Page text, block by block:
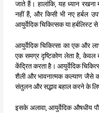
जाते हैं। हालांकि, यह ध्यान रखना
नहीं हैं, और किसी भी नए हर्बल
आयुर्वेदिक चिकित्सक या हर्बलिस्ट
आयुर्वेदिक चिकित्सा का एक और
एक समग्र दृष्टिकोण लेता है, केवल
केंद्रित करता है। आयुर्वेदिक
शैली और भावनात्मक कल्याण जैसे
संतुलन और सद्भाव बहाल करने के
इसके अलावा, आयुर्वेदिक औषधीय